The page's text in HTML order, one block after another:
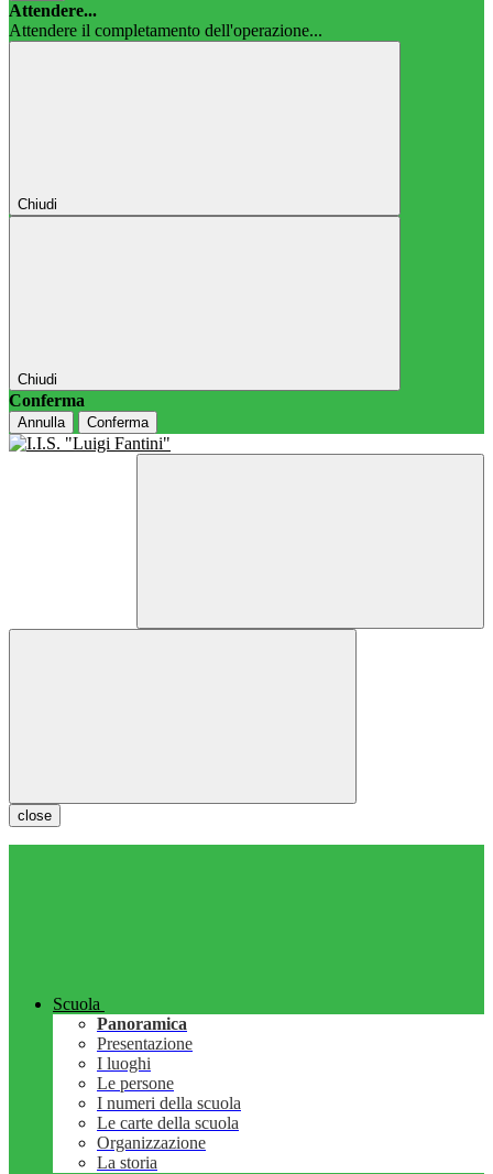
Attendere...
Attendere il completamento dell'operazione...
Chiudi
Chiudi
Conferma
Annulla Conferma
close
Scuola
Panoramica
Presentazione
I luoghi
Le persone
I numeri della scuola
Le carte della scuola
Organizzazione
La storia